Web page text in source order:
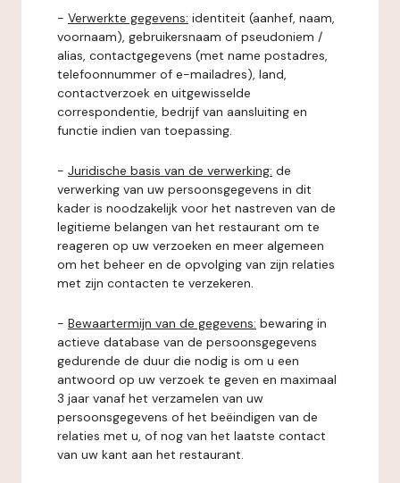
- Verwerkte gegevens: identiteit (aanhef, naam,
voornaam), gebruikersnaam of pseudoniem /
alias, contactgegevens (met name postadres,
telefoonnummer of e-mailadres), land,
contactverzoek en uitgewisselde
correspondentie, bedrijf van aansluiting en
functie indien van toepassing.
- Juridische basis van de verwerking: de
verwerking van uw persoonsgegevens in dit
kader is noodzakelijk voor het nastreven van de
legitieme belangen van het restaurant om te
reageren op uw verzoeken en meer algemeen
om het beheer en de opvolging van zijn relaties
met zijn contacten te verzekeren.
- Bewaartermijn van de gegevens: bewaring in
actieve database van de persoonsgegevens
gedurende de duur die nodig is om u een
antwoord op uw verzoek te geven en maximaal
3 jaar vanaf het verzamelen van uw
persoonsgegevens of het beëindigen van de
relaties met u, of nog van het laatste contact
van uw kant aan het restaurant.